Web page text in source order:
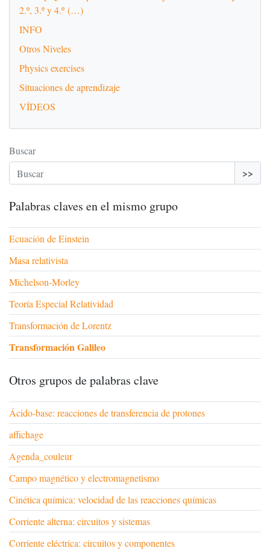
2.º, 3.º y 4.º (…)
INFO
Otros Niveles
Physics exercises
Situaciones de aprendizaje
VÍDEOS
Buscar
>>
Palabras claves en el mismo grupo
Ecuación de Einstein
Masa relativista
Michelson-Morley
Teoría Especial Relatividad
Transformación de Lorentz
Transformación Galileo
Otros grupos de palabras clave
Ácido-base: reacciones de transferencia de protones
affichage
Agenda_couleur
Campo magnético y electromagnetismo
Cinética química: velocidad de las reacciones químicas
Corriente alterna: circuitos y sistemas
Corriente eléctrica: circuitos y componentes